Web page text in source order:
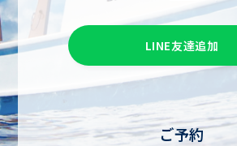
LINE友達追加
ご予約